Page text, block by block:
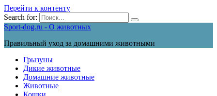
Перейти к контенту
Search for:
Sport-dog.ru - О животных
Правильный уход за домашними животными
Грызуны
Дикие животные
Домашние животные
Животные
Кошки